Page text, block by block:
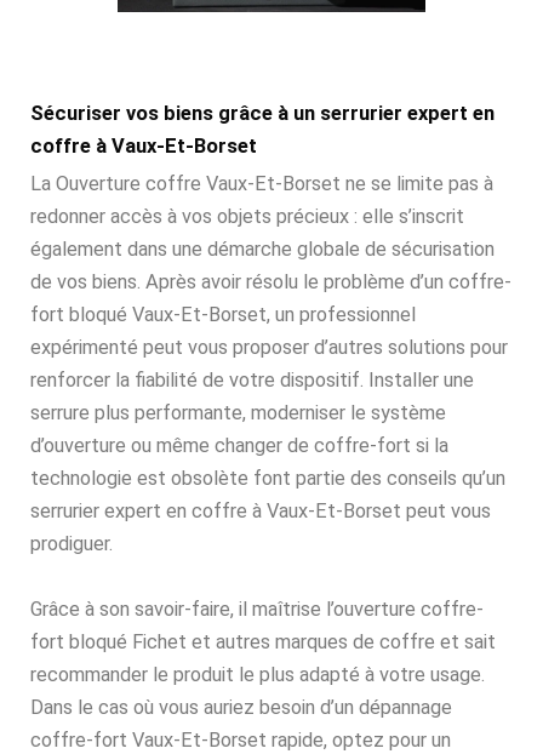
Sécuriser vos biens grâce à un serrurier expert en
coffre à Vaux-Et-Borset
La Ouverture coffre Vaux-Et-Borset ne se limite pas à
redonner accès à vos objets précieux : elle s’inscrit
également dans une démarche globale de sécurisation
de vos biens. Après avoir résolu le problème d’un coffre-
fort bloqué Vaux-Et-Borset, un professionnel
expérimenté peut vous proposer d’autres solutions pour
renforcer la fiabilité de votre dispositif. Installer une
serrure plus performante, moderniser le système
d’ouverture ou même changer de coffre-fort si la
technologie est obsolète font partie des conseils qu’un
serrurier expert en coffre à Vaux-Et-Borset peut vous
prodiguer.
Grâce à son savoir-faire, il maîtrise l’ouverture coffre-
fort bloqué Fichet et autres marques de coffre et sait
recommander le produit le plus adapté à votre usage.
Dans le cas où vous auriez besoin d’un dépannage
coffre-fort Vaux-Et-Borset rapide, optez pour un